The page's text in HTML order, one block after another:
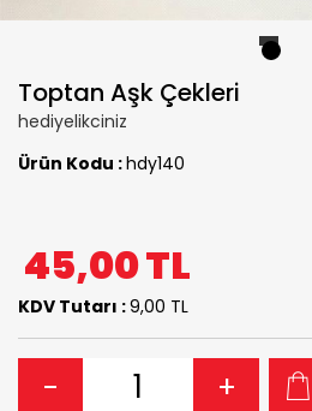
Toptan Aşk Çekleri
hediyelikciniz
Ürün Kodu :hdy140
45,00TL
KDV Tutarı :9,00 TL
- +